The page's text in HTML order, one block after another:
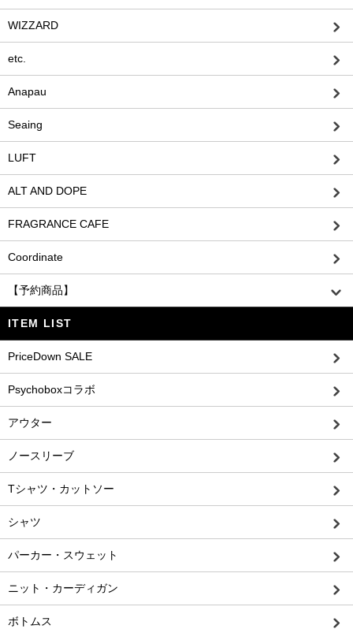
WIZZARD
etc.
Anapau
Seaing
LUFT
ALT AND DOPE
FRAGRANCE CAFE
Coordinate
【予約商品】
ITEM LIST
PriceDown SALE
Psychoboxコラボ
アウター
ノースリーブ
Tシャツ・カットソー
シャツ
パーカー・スウェット
ニット・カーディガン
ボトムス